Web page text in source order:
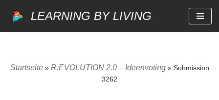
LEARNING BY LIVING
Startseite» R:EVOLUTION 2.0 – Ideenvoting» Submission
3262